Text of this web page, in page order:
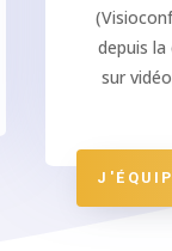
depuis
sur